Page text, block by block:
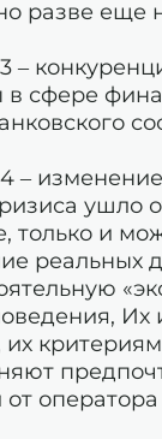
разве еще
в сфере
изменение
ушло
только и
реальных
Их
их
от